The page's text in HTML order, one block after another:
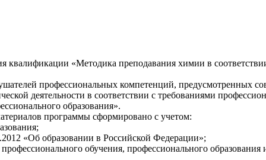
квалификации «Методика преподавания химии в
профессиональных компетенций, предусмотренных
деятельности в соответствии с требованиями
образования».
программы сформировано с учетом:
«Об образовании в Российской Федерации»;
обучения, профессионального